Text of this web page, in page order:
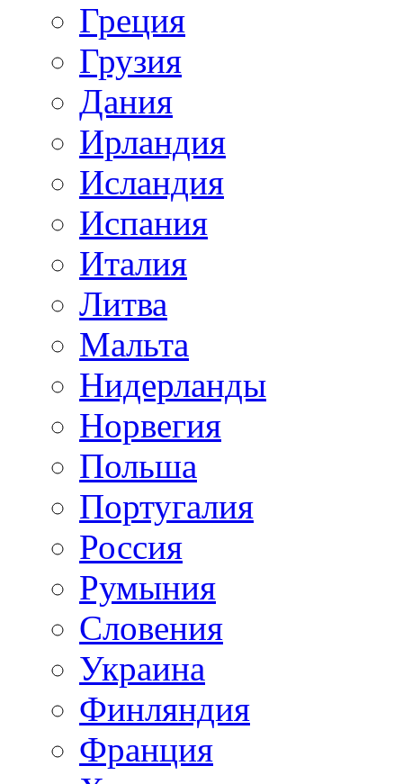
Греция
Грузия
Дания
Ирландия
Исландия
Испания
Италия
Литва
Мальта
Нидерланды
Норвегия
Польша
Португалия
Россия
Румыния
Словения
Украина
Финляндия
Франция